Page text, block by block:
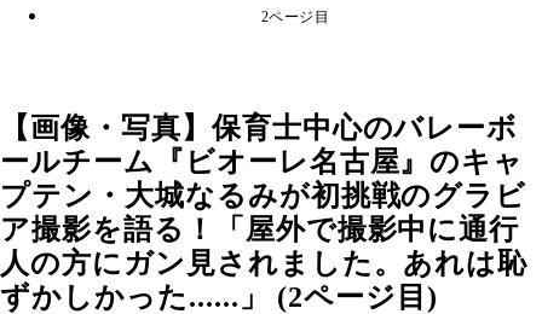
2ページ目
【画像・写真】保育士中心のバレーボ
ールチーム『ビオーレ名古屋』のキャ
プテン・大城なるみが初挑戦のグラビ
ア撮影を語る！「屋外で撮影中に通行
人の方にガン見されました。あれは恥
ずかしかった......」 (2ページ目)